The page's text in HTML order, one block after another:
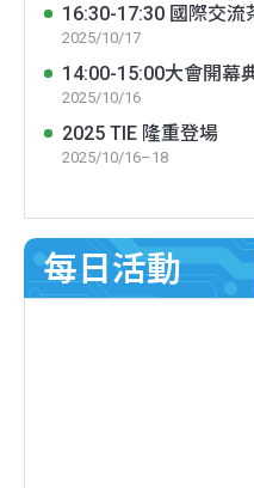
16:30-17:30 國際交流
2025/10/17
14:00-15:00大會開幕
2025/10/16
2025 TIE 隆重登場
2025/10/16–18
每日活動